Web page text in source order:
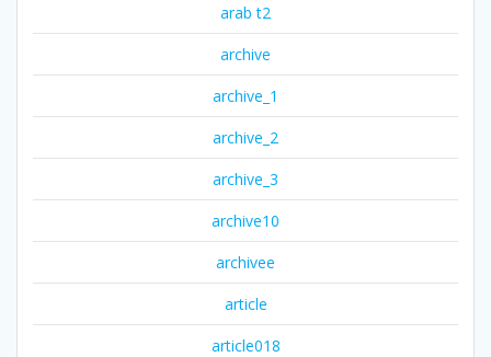
arab t2
archive
archive_1
archive_2
archive_3
archive10
archivee
article
article018